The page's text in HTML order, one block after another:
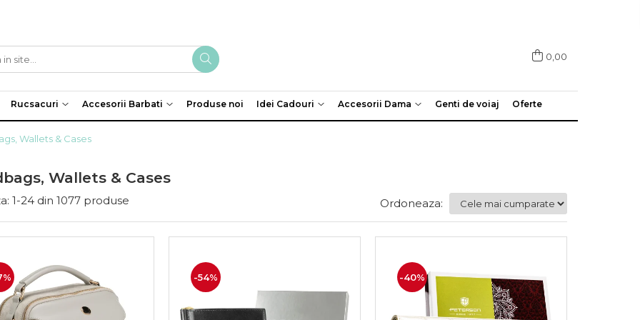
0,00
Rucsacuri Accesorii Barbati Produse noi Idei Cadouri Accesorii Dama Genti de voiaj Oferte
Wallets & Cases
Wallets & Cases
1-24din 1077 produse Ordoneaza:
-54% -40%